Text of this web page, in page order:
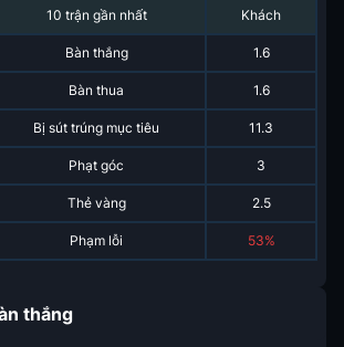
10 trận gần nhất Khách
Bàn thắng 1.6
Bàn thua 1.6
Bị sút trúng mục tiêu 11.3
Phạt góc 3
Thẻ vàng 2.5
Phạm lỗi 53%
thắng